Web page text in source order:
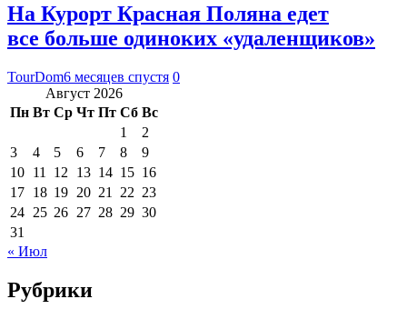
На Курорт Красная Поляна едет
все больше одиноких «удаленщиков»
TourDom6 месяцев спустя 0
Август 2026
Пн Вт Ср Чт Пт Сб Вс
1
2
3
4 5 6 7 8
9
10 11 12 13 14 15 16
17 18 19 20 21 22 23
24 25 26 27 28 29 30
31
« Июл
Рубрики